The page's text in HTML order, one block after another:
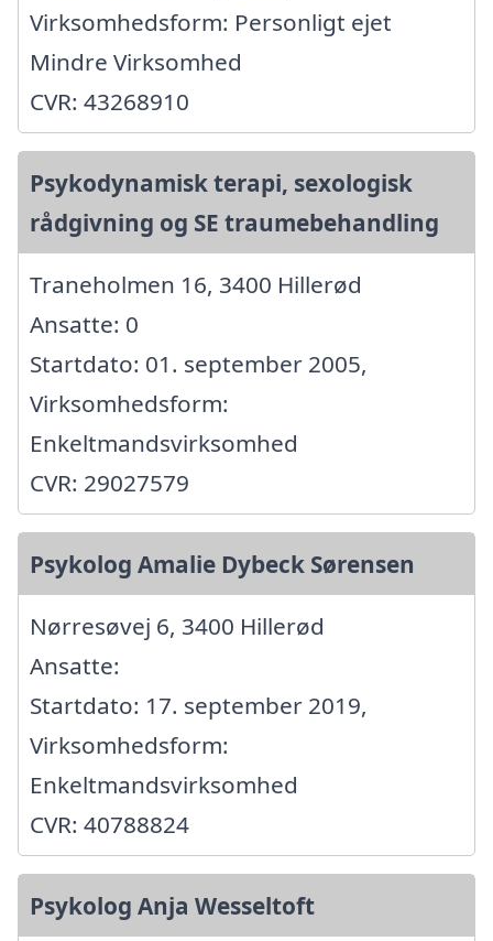
Virksomhedsform: Personligt ejet
Mindre Virksomhed
CVR: 43268910
Psykodynamisk terapi, sexologisk
rådgivning og SE traumebehandling
Traneholmen 16, 3400 Hillerød
Ansatte: 0
Startdato: 01. september 2005,
Virksomhedsform:
Enkeltmandsvirksomhed
CVR: 29027579
Psykolog Amalie Dybeck Sørensen
Nørresøvej 6, 3400 Hillerød
Ansatte:
Startdato: 17. september 2019,
Virksomhedsform:
Enkeltmandsvirksomhed
CVR: 40788824
Psykolog Anja Wesseltoft